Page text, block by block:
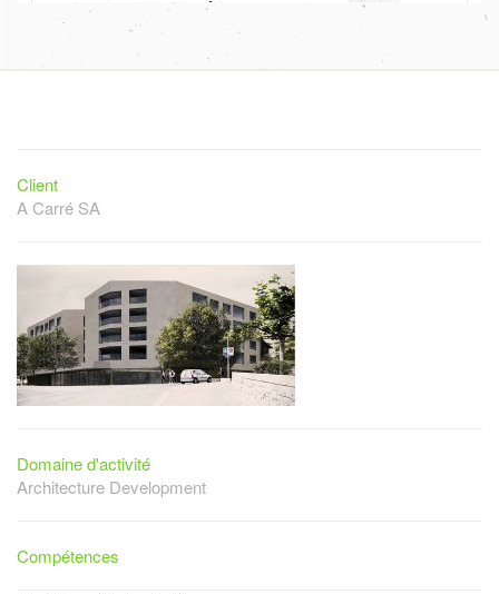
Client
A Carré SA
Domaine d'activité
Architecture Development
Compétences